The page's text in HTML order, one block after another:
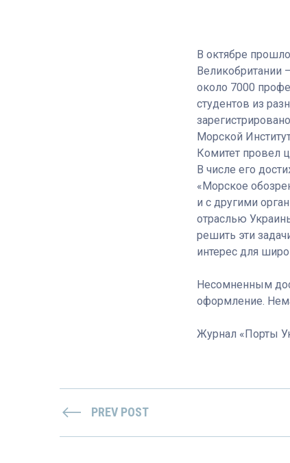
В октябре
Великобритании
около 7000
студентов из
Морской
Комитет провел
В числе его
«Морское
и с другими
отраслью
решить эти
интерес для
Несомненным
оформление.
Журнал «Порты
PREV POST